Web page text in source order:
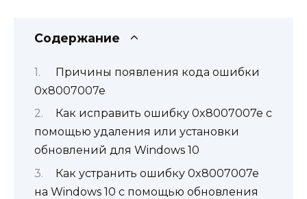
Содержание
Причины появления кода ошибки
0x8007007e
Как исправить ошибку 0x8007007e с
помощью удаления или установки
обновлений для Windows 10
Как устранить ошибку 0x8007007e
на Windows 10 с помощью обновления